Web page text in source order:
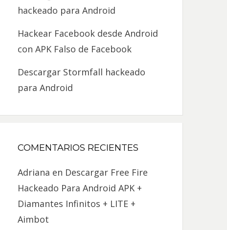
hackeado para Android
Hackear Facebook desde Android
con APK Falso de Facebook
Descargar Stormfall hackeado
para Android
COMENTARIOS RECIENTES
Adriana en Descargar Free Fire
Hackeado Para Android APK +
Diamantes Infinitos + LITE +
Aimbot